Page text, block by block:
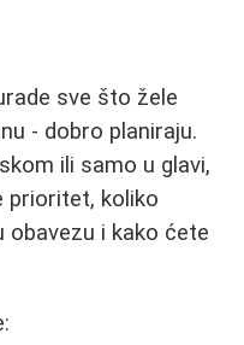
sve što žele
- dobro planiraju.
ili samo u glavi,
prioritet, koliko
obavezu i kako ćete